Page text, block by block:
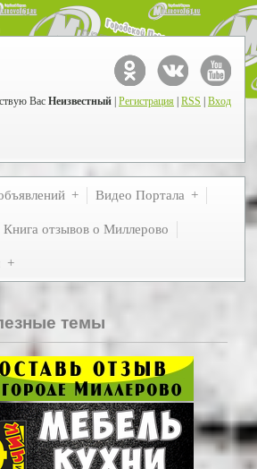
Вас Неизвестный Регистрация RSS Вход
Видео Портала
Книга отзывов о Миллерово
темы